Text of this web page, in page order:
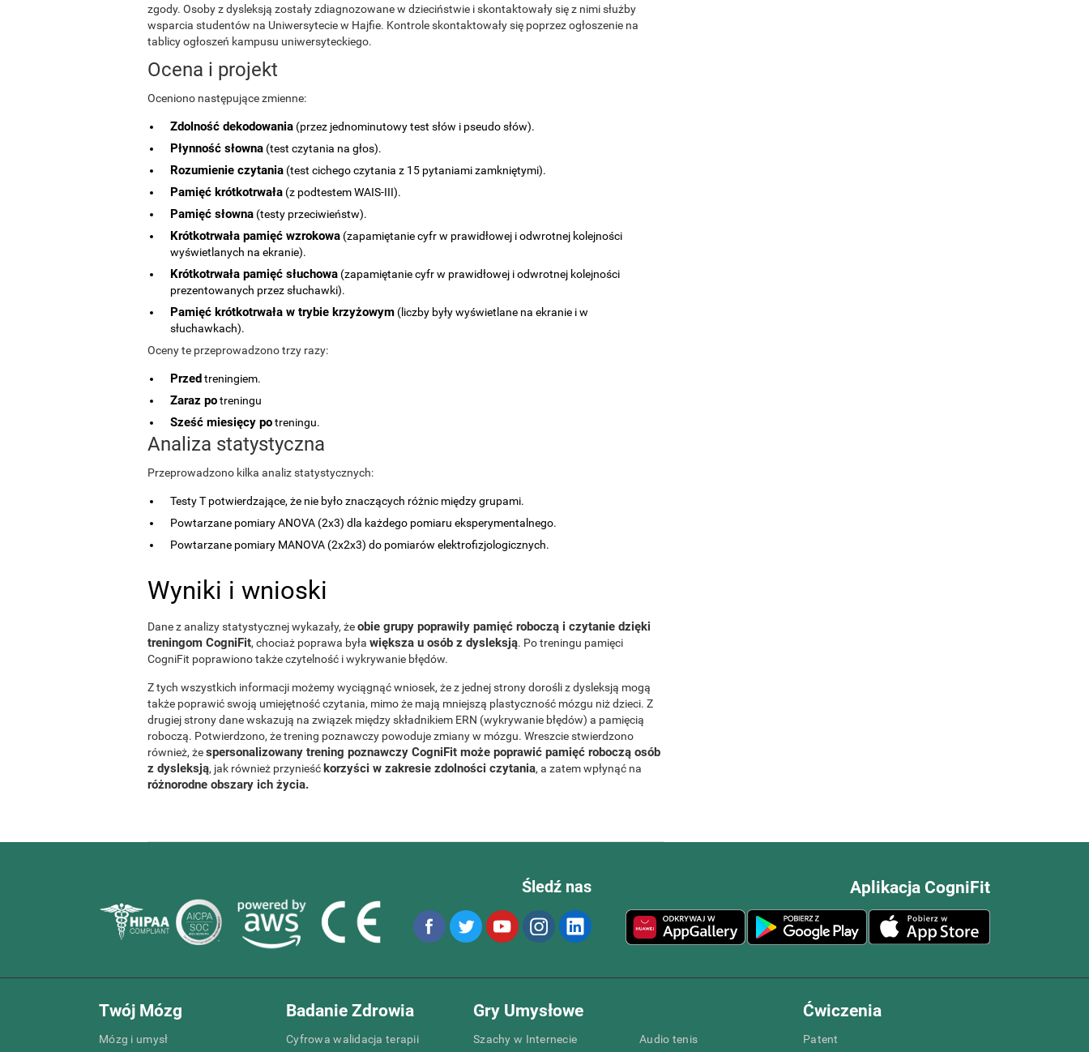
zgody. Osoby z dysleksją zostały zdiagnozowane w dzieciństwie i skontaktowały się z nimi służby
wsparcia studentów na Uniwersytecie w Hajfie. Kontrole skontaktowały się poprzez ogłoszenie na
tablicy ogłoszeń kampusu uniwersyteckiego.
Ocena i projekt
Oceniono następujące zmienne:
Zdolność dekodowania (przez jednominutowy test słów i pseudo słów).
Płynność słowna (test czytania na głos).
Rozumienie czytania (test cichego czytania z 15 pytaniami zamkniętymi).
Pamięć krótkotrwała (z podtestem WAIS-III).
Pamięć słowna (testy przeciwieństw).
Krótkotrwała pamięć wzrokowa (zapamiętanie cyfr w prawidłowej i odwrotnej kolejności
wyświetlanych na ekranie).
Krótkotrwała pamięć słuchowa (zapamiętanie cyfr w prawidłowej i odwrotnej kolejności
prezentowanych przez słuchawki).
Pamięć krótkotrwała w trybie krzyżowym (liczby były wyświetlane na ekranie i w
słuchawkach).
Oceny te przeprowadzono trzy razy:
Przedtreningiem.
Zaraz potreningu
Sześć miesięcy potreningu.
Analiza statystyczna
Przeprowadzono kilka analiz statystycznych:
Testy T potwierdzające, że nie było znaczących różnic między grupami.
Powtarzane pomiary ANOVA (2x3) dla każdego pomiaru eksperymentalnego.
Powtarzane pomiary MANOVA (2x2x3) do pomiarów elektrofizjologicznych.
Wyniki i wnioski
Dane z analizy statystycznej wykazały, żeobie grupy poprawiły pamięć roboczą i czytanie dzięki
treningom CogniFit, chociaż poprawa była większa u osób z dysleksją. Po treningu pamięci
CogniFit poprawiono także czytelność i wykrywanie błędów.
Z tych wszystkich informacji możemy wyciągnąć wniosek, że z jednej strony dorośli z dysleksją mogą
także poprawić swoją umiejętność czytania, mimo że mają mniejszą plastyczność mózgu niż dzieci. Z
drugiej strony dane wskazują na związek między składnikiem ERN (wykrywanie błędów) a pamięcią
roboczą. Potwierdzono, że trening poznawczy powoduje zmiany w mózgu. Wreszcie stwierdzono
również, żespersonalizowany trening poznawczy CogniFit może poprawić pamięć roboczą osób
z dysleksją, jak również przynieśćkorzyści w zakresie zdolności czytania, a zatem wpłynąć na
różnorodne obszary ich życia.
Aplikacja CogniFit
Śledź nas
Twój Mózg
Mózg i umysł
Badanie Zdrowia
Cyfrowa walidacja terapii
Gry Umysłowe
Szachy w Internecie
Audio tenis
Ćwiczenia
Patent